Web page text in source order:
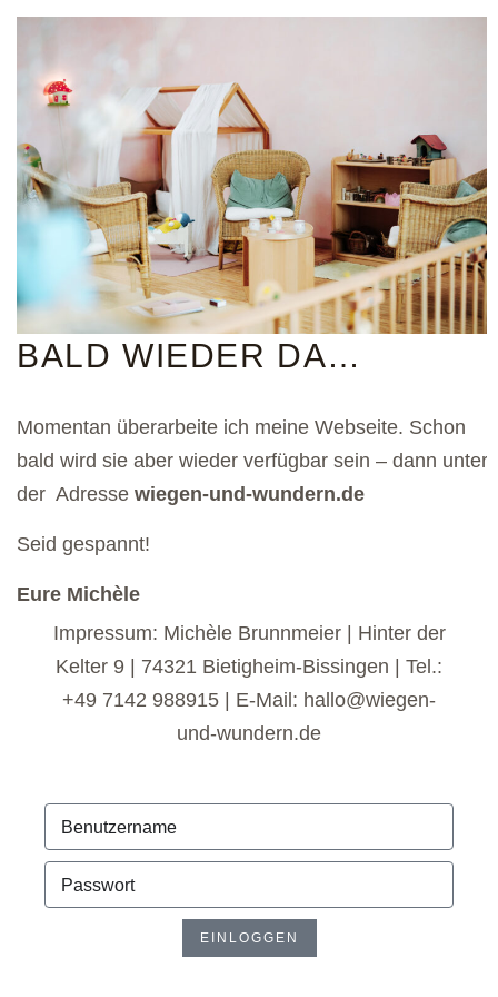
BALD WIEDER DA…
Momentan überarbeite ich meine Webseite. Schon
bald wird sie aber wieder verfügbar sein – dann unter
der Adresse wiegen-und-wundern.de
Seid gespannt!
Eure Michèle
Impressum: Michèle Brunnmeier | Hinter der
Kelter 9 | 74321 Bietigheim-Bissingen | Tel.:
+49 7142 988915 | E-Mail: hallo@wiegen-
und-wundern.de
EINLOGGEN